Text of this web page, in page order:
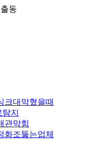
동
크대막혔을때
지
관막힘
화조뚫는업체